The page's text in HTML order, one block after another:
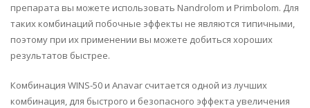
препарата вы можете использовать Nandrolom и Primbolom. Для
таких комбинаций побочные эффекты не являются типичными,
поэтому при их применении вы можете добиться хороших
результатов быстрее.
Комбинация WINS-50 и Anavar считается одной из лучших
комбинация, для быстрого и безопасного эффекта увеличения